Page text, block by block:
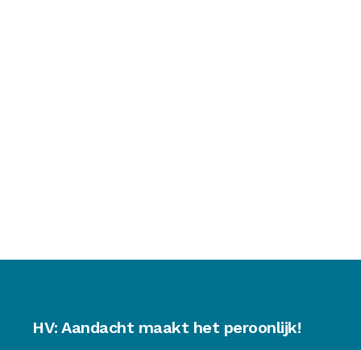
HV: Aandacht maakt het peroonlijk!